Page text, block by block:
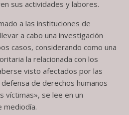
sus actividades y labores.
a las instituciones de
a cabo una investigación
casos, considerando como una
la relacionada con los
visto afectados por las
de derechos humanos
víctimas», se lee en un
mediodía.